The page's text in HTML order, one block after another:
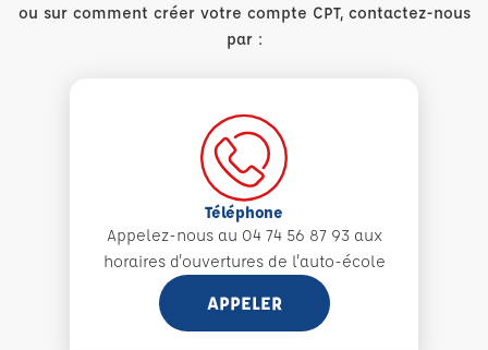
ou sur comment créer votre compte CPT, contactez-nous
par :
Téléphone
Appelez-nous au 04 74 56 87 93 aux
horaires d'ouvertures de l'auto-école
APPELER